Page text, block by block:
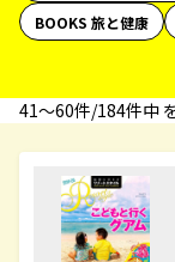
BOOKS 旅と健康
41〜60件/184件中